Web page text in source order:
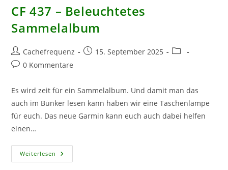
CF 437 – Beleuchtetes
Sammelalbum
Beitrags-
Autor:
Cachefrequenz
Beitrag15. September 2025
Beitrags-
Beitrags-
0 Kommentare
Es wird zeit für ein Sammelalbum. Und damit man das
auch im Bunker lesen kann haben wir eine Taschenlampe
für euch. Das neue Garmin kann euch auch dabei helfen
einen…
Weiterlesen CF
437